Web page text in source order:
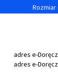
adres e-
adres e-